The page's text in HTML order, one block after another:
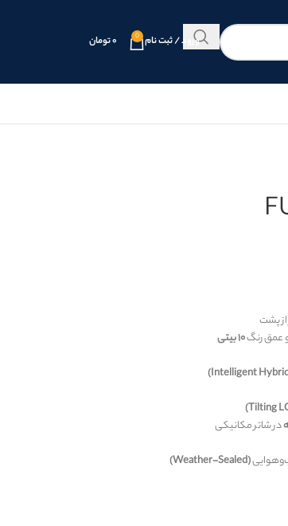
ورود / ثبت نام 0 ۰تومان
پشت
عمق رنگ۱۰ بیتی
(Intelligent
(Tilting
در شاتر مکانیکی
(Weather-Sealed)